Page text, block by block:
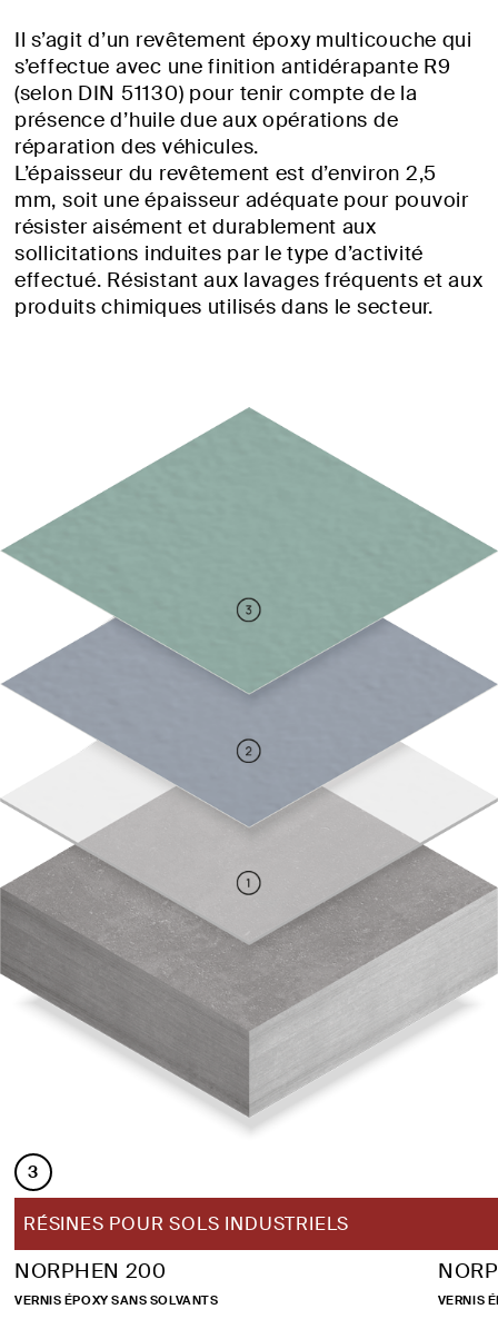
Il s’agit d’un revêtement époxy multicouche qui
s’effectue avec une finition antidérapante R9
(selon DIN 51130) pour tenir compte de la
présence d’huile due aux opérations de
réparation des véhicules.
L’épaisseur du revêtement est d’environ 2,5
mm, soit une épaisseur adéquate pour pouvoir
résister aisément et durablement aux
sollicitations induites par le type d’activité
effectué. Résistant aux lavages fréquents et aux
produits chimiques utilisés dans le secteur.
3
RÉSINES POUR SOLS INDUSTRIELS
NORPHEN 200
VERNIS ÉPOXY SANS SOLVANTS VERNIS